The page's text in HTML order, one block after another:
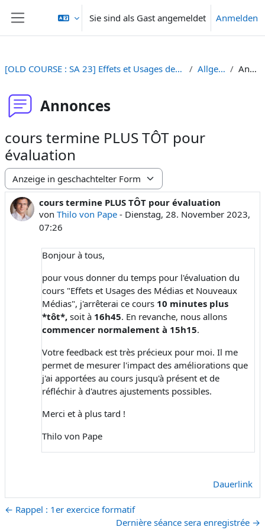
Website-Übersicht
Sie sind als Gast angemeldet Anmelden
[OLD COURSE : SA 23] Effets et Usages des Médias et Nouveaux Médias Allgemeines Annonces
Annonces
cours termine PLUS TÔT pour
évaluation
Anzeigemodus
cours termine PLUS TÔT pour évaluation
von Thilo von Pape- Dienstag, 28. November 2023,
07:26
Anzahl Antworten: 0
Bonjour à tous,
pour vous donner du temps pour l'évaluation du
cours "Effets et Usages des Médias et Nouveaux
Médias", j'arrêterai ce cours 10 minutes plus
*tôt*, soit à 16h45. En revanche, nous allons
commencer normalement à 15h15.
Votre feedback est très précieux pour moi. Il me
permet de mesurer l'impact des améliorations que
j'ai apportées au cours jusqu'à présent et de
réfléchir à d'autres ajustements possibles.
Merci et à plus tard !
Thilo von Pape
Dauerlink
← Rappel : 1er exercice formatif
Dernière séance sera enregistrée →